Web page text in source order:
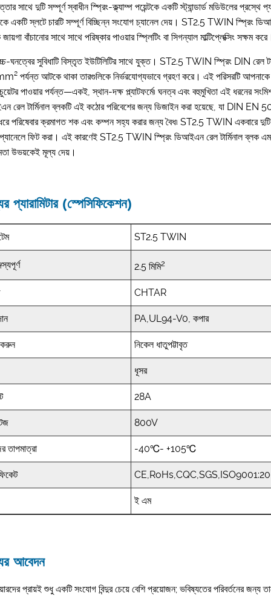
সাথে দুটি সম্পূর্ণ স্বাধীন স্প্রিং-ক্ল্যাম্প পয়েন্টকে একটি স্ট্যান্ডার্ড মডিউলের
একটি স্লটে চারটি সম্পূর্ণ বিচ্ছিন্ন সংযোগ চ্যানেল দেয়। ST2.5 TWIN স্প্রিং
জায়গা বাঁচানোর সাথে সাথে পরিষ্কার পাওয়ার স্প্লিটিং বা সিগন্যাল মাল্টিপ্লেক্সিং
ঘনত্বের সুবিধাটি বিস্তৃত ইউটিলিটির সাথে যুক্ত। ST2.5 TWIN স্প্রিং DIN
পর্যন্ত আটকে থাকা তারগুলিকে নির্ভরযোগ্যভাবে গ্রহণ করে। এই পরিসরটি
পাওয়ার পর্যন্ত—একই, স্থান-দক্ষ প্ল্যাটফর্মে৷ ঘনত্ব এবং বহুমুখিতা এই ধরনের
রেল টার্মিনাল ব্লকটি এই কঠোর পরিবেশের জন্য ডিজাইন করা হয়েছে, যা DIN EN
পরিষেবার ক্রমাগত শক এবং কম্পন সহ্য করার জন্য বৈধ৷ ST2.5 TWIN একবারে
ফিট করা। এই কারণেই ST2.5 TWIN স্প্রিং ডিআইএন রেল টার্মিনাল ব্লক
উভয়কেই মূল্য দেয়।
প্যারামিটার (স্পেসিফিকেশন)
ST2.5 TWIN
2.5 মিমি2
CHTAR
PA,UL94-V0, কপার
নিকেল ধাতুপট্টাবৃত
ধূসর
28A
800V
তাপমাত্রা -40℃- +105℃
ই এম
আবেদন
প্রায়ই শুধু একটি সংযোগ বিন্দুর চেয়ে বেশি প্রয়োজন; ভবিষ্যতের